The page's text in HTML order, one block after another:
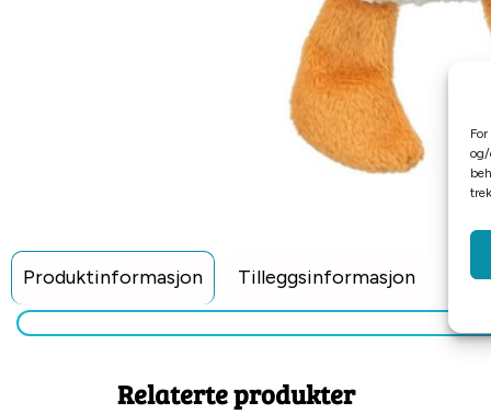
og/
Produktinformasjon Tilleggsinformasjon
Relaterte produkter